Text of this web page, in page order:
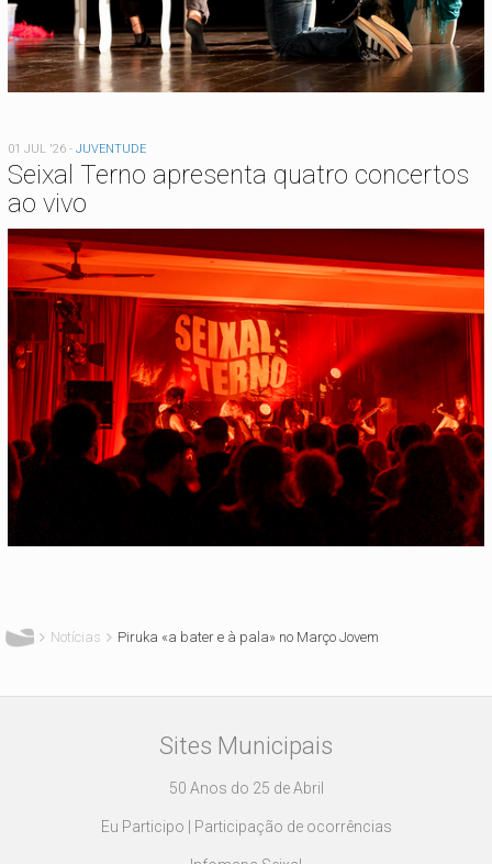
01 JUL '26 - JUVENTUDE
Seixal Terno apresenta quatro concertos
ao vivo
Notícias Piruka «a bater e à pala» no Março Jovem
Sites Municipais
50 Anos do 25 de Abril
Eu Participo | Participação de ocorrências